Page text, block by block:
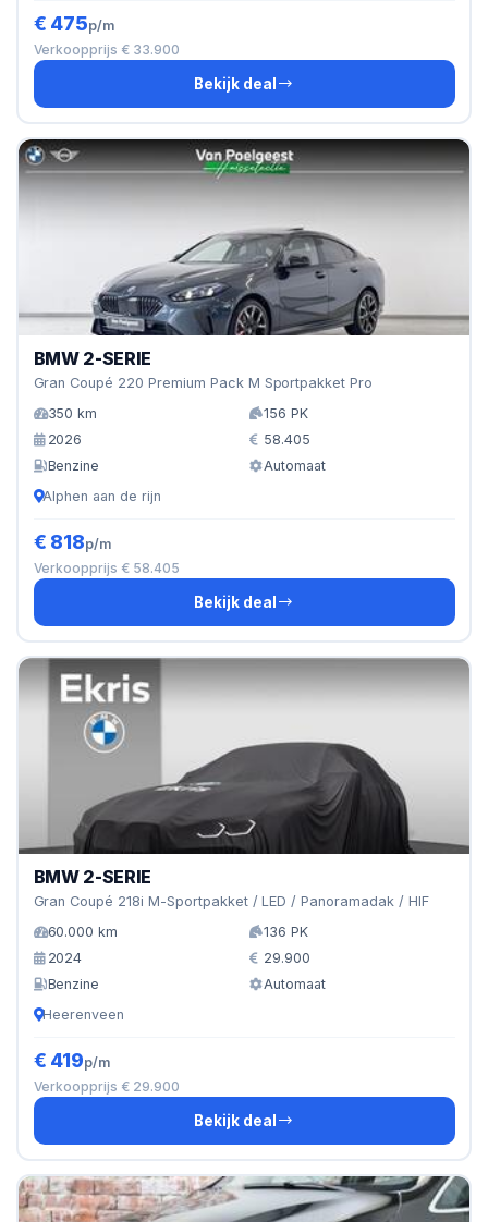
€ 475p/m
Verkoopprijs € 33.900
Bekijk deal
BMW 2-SERIE
Gran Coupé 220 Premium Pack M Sportpakket Pro
350 km
156 PK
2026
58.405
Benzine
Automaat
Alphen aan de rijn
€ 818p/m
Verkoopprijs € 58.405
Bekijk deal
BMW 2-SERIE
Gran Coupé 218i M-Sportpakket / LED / Panoramadak / HIF
60.000 km
136 PK
2024
29.900
Benzine
Automaat
Heerenveen
€ 419p/m
Verkoopprijs € 29.900
Bekijk deal